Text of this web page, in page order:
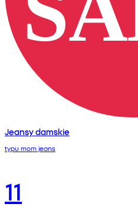
Jeansy damskie
typu mom jeans
11